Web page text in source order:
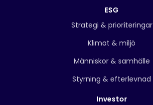
ESG
Strategi & prioriteringar
Klimat & miljö
Människor & samhälle
Styrning & efterlevnad
Investor